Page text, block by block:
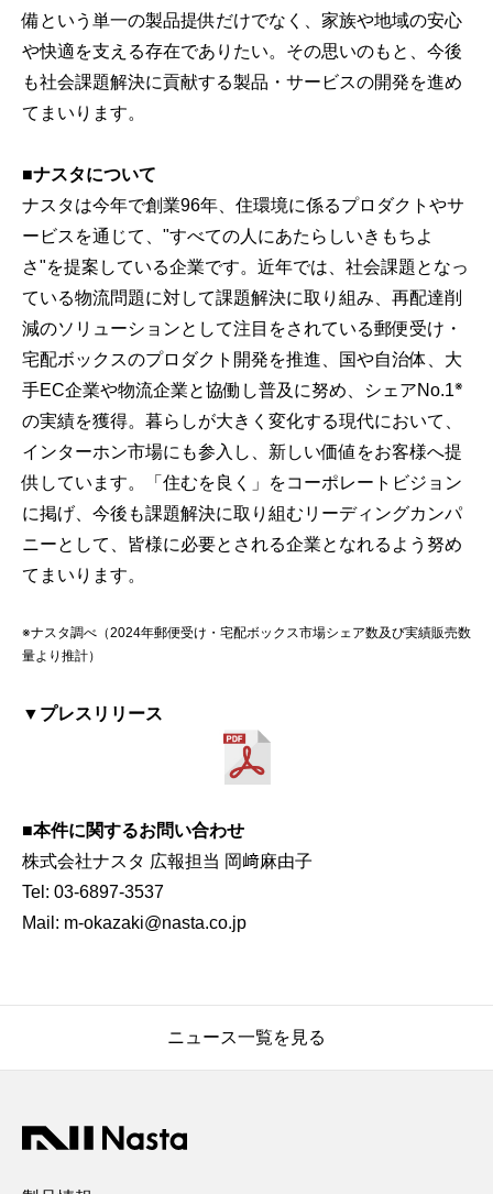
備という単一の製品提供だけでなく、家族や地域の安心
や快適を支える存在でありたい。その思いのもと、今後
も社会課題解決に貢献する製品・サービスの開発を進め
てまいります。
■ナスタについて
ナスタは今年で創業96年、住環境に係るプロダクトやサ
ービスを通じて、"すべての人にあたらしいきもちよ
さ"を提案している企業です。近年では、社会課題となっ
ている物流問題に対して課題解決に取り組み、再配達削
減のソリューションとして注目をされている郵便受け・
宅配ボックスのプロダクト開発を推進、国や自治体、大
手EC企業や物流企業と協働し普及に努め、シェアNo.1※
の実績を獲得。暮らしが大きく変化する現代において、
インターホン市場にも参入し、新しい価値をお客様へ提
供しています。「住むを良く」をコーポレートビジョン
に掲げ、今後も課題解決に取り組むリーディングカンパ
ニーとして、皆様に必要とされる企業となれるよう努め
てまいります。
※ナスタ調べ（2024年郵便受け・宅配ボックス市場シェア数及び実績販売数
量より推計）
▼プレスリリース
■本件に関するお問い合わせ
株式会社ナスタ 広報担当 岡﨑麻由子
Tel: 03-6897-3537
Mail: m-okazaki@nasta.co.jp
ニュース一覧を見る